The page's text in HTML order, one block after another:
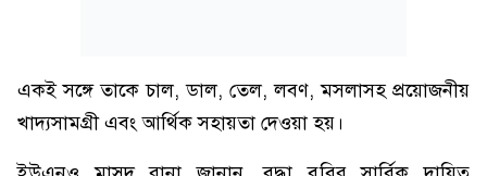
একই সঙ্গে তাকে চাল, ডাল, তেল, লবণ, মসলাসহ প্রয়োজনীয়
খাদ্যসামগ্রী এবং আর্থিক সহায়তা দেওয়া হয়।